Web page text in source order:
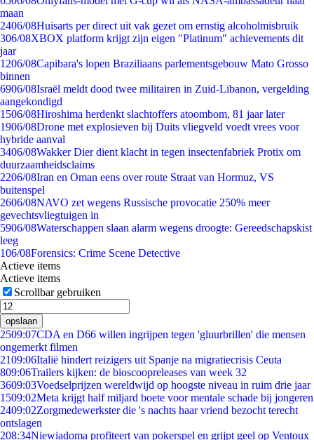
maan
2406/08Huisarts per direct uit vak gezet om ernstig alcoholmisbruik
306/08XBOX platform krijgt zijn eigen "Platinum" achievements dit
jaar
1206/08Capibara's lopen Braziliaans parlementsgebouw Mato Grosso
binnen
6906/08Israël meldt dood twee militairen in Zuid-Libanon, vergelding
aangekondigd
1506/08Hiroshima herdenkt slachtoffers atoombom, 81 jaar later
1906/08Drone met explosieven bij Duits vliegveld voedt vrees voor
hybride aanval
3406/08Wakker Dier dient klacht in tegen insectenfabriek Protix om
duurzaamheidsclaims
2206/08Iran en Oman eens over route Straat van Hormuz, VS
buitenspel
2606/08NAVO zet wegens Russische provocatie 250% meer
gevechtsvliegtuigen in
5906/08Waterschappen slaan alarm wegens droogte: Gereedschapskist
leeg
106/08Forensics: Crime Scene Detective
Actieve items
Actieve items
Scrollbar gebruiken
opslaan
2509:07CDA en D66 willen ingrijpen tegen 'gluurbrillen' die mensen
ongemerkt filmen
2109:06Italië hindert reizigers uit Spanje na migratiecrisis Ceuta
809:06Trailers kijken: de bioscoopreleases van week 32
3609:03Voedselprijzen wereldwijd op hoogste niveau in ruim drie jaar
1509:02Meta krijgt half miljard boete voor mentale schade bij jongeren
2409:02Zorgmedewerkster die 's nachts haar vriend bezocht terecht
ontslagen
208:34Niewiadoma profiteert van pokerspel en grijpt geel op Ventoux